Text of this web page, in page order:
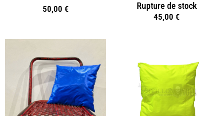
50,00 € Rupture de stock
45,00 €